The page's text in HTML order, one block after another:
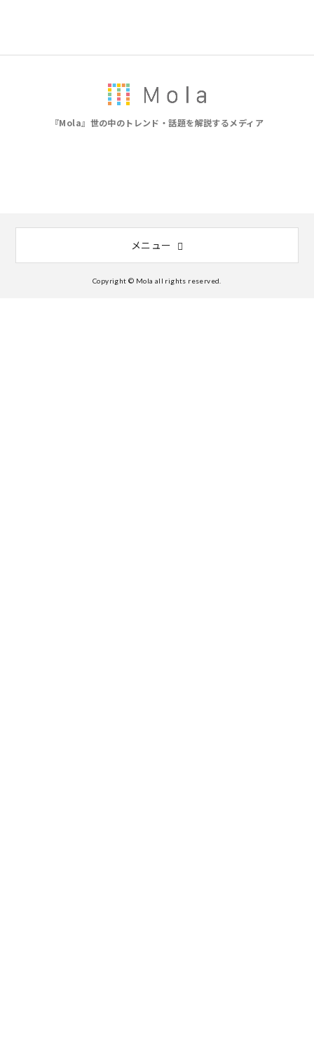
『Mola』世の中のトレンド・話題を解説するメディア
メニュー
Copyright © Mola all rights reserved.